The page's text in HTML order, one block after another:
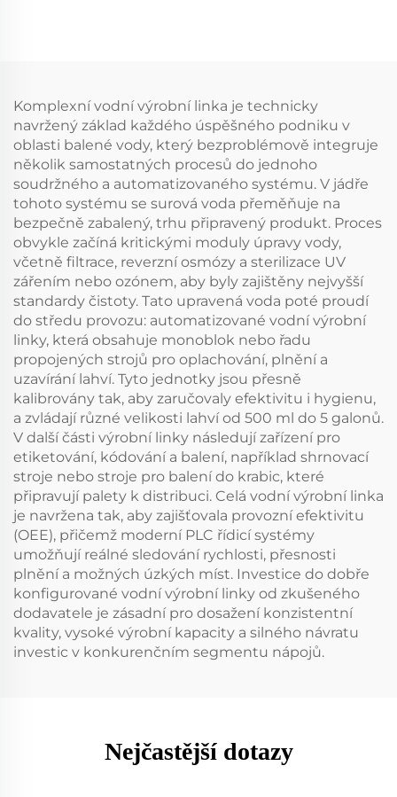
Komplexní vodní výrobní linka je technicky
navržený základ každého úspěšného podniku v
oblasti balené vody, který bezproblémově integruje
několik samostatných procesů do jednoho
soudržného a automatizovaného systému. V jádře
tohoto systému se surová voda přeměňuje na
bezpečně zabalený, trhu připravený produkt. Proces
obvykle začíná kritickými moduly úpravy vody,
včetně filtrace, reverzní osmózy a sterilizace UV
zářením nebo ozónem, aby byly zajištěny nejvyšší
standardy čistoty. Tato upravená voda poté proudí
do středu provozu: automatizované vodní výrobní
linky, která obsahuje monoblok nebo řadu
propojených strojů pro oplachování, plnění a
uzavírání lahví. Tyto jednotky jsou přesně
kalibrovány tak, aby zaručovaly efektivitu i hygienu,
a zvládají různé velikosti lahví od 500 ml do 5 galonů.
V další části výrobní linky následují zařízení pro
etiketování, kódování a balení, například shrnovací
stroje nebo stroje pro balení do krabic, které
připravují palety k distribuci. Celá vodní výrobní linka
je navržena tak, aby zajišťovala provozní efektivitu
(OEE), přičemž moderní PLC řídicí systémy
umožňují reálné sledování rychlosti, přesnosti
plnění a možných úzkých míst. Investice do dobře
konfigurované vodní výrobní linky od zkušeného
dodavatele je zásadní pro dosažení konzistentní
kvality, vysoké výrobní kapacity a silného návratu
investic v konkurenčním segmentu nápojů.
Nejčastější dotazy